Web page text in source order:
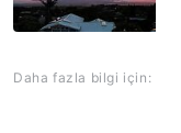
Daha fazla bilgi için: